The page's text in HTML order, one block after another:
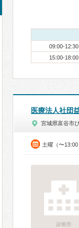
09:00-12:30
15:00-18:00
医療法人社団
宮城県富谷市
土曜（〜13:00
診療所